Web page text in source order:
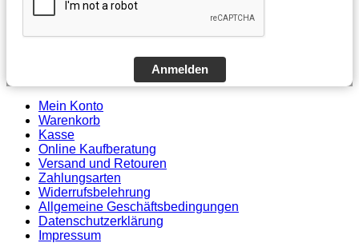
Anmelden
Mein Konto
Warenkorb
Kasse
Online Kaufberatung
Versand und Retouren
Zahlungsarten
Widerrufsbelehrung
Allgemeine Geschäftsbedingungen
Datenschutzerklärung
Impressum